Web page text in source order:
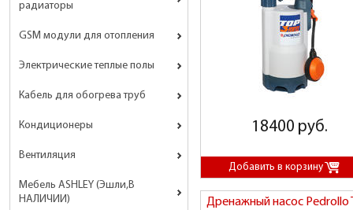
радиаторы
GSM модули для отопления
Электрические теплые полы
Кабель для обогрева труб
Кондиционеры
Вентиляция
Мебель ASHLEY (Эшли,В
НАЛИЧИИ)
18400 руб.
Дренажный насос Pedrollo